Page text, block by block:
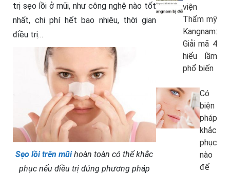
trị sẹo lồi ở mũi, như công nghệ nào tốt
nhất, chi phí hết bao nhiêu, thời gian
điều trị…
Sẹo lồi trên mũihoàn toàn có thể khắc
phục nếu điều trị đúng phương pháp
viện
Thẩm mỹ
Kangnam:
Giải mã 4
hiểu lầm
phổ biến
Có
biện
pháp
khắc
phục
nào
để